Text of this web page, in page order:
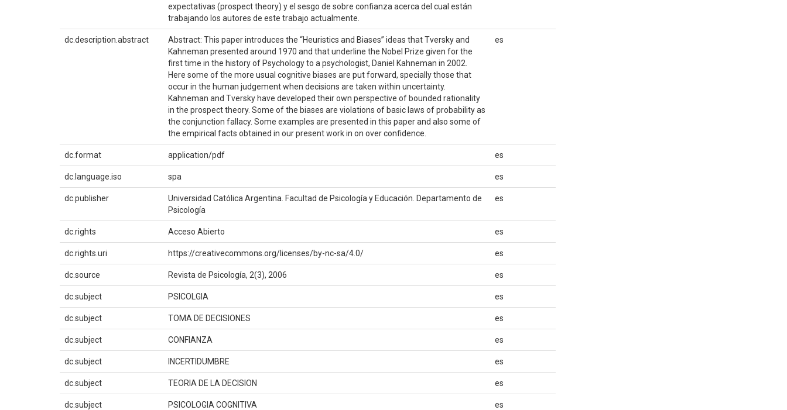
expectativas (prospect theory) y el sesgo de sobre confianza acerca del cual están
trabajando los autores de este trabajo actualmente.
dc.description.abstract
Abstract: This paper introduces the “Heuristics and Biases” ideas that Tversky and
Kahneman presented around 1970 and that underline the Nobel Prize given for the
first time in the history of Psychology to a psychologist, Daniel Kahneman in 2002.
Here some of the more usual cognitive biases are put forward, specially those that
occur in the human judgement when decisions are taken within uncertainty.
Kahneman and Tversky have developed their own perspective of bounded rationality
in the prospect theory. Some of the biases are violations of basic laws of probability as
the conjunction fallacy. Some examples are presented in this paper and also some of
the empirical facts obtained in our present work in on over confidence.
es
dc.format application/pdf es
dc.language.iso spa es
dc.publisher
Universidad Católica Argentina. Facultad de Psicología y Educación. Departamento de
Psicología
es
dc.rights Acceso Abierto es
dc.rights.uri https://creativecommons.org/licenses/by-nc-sa/4.0/ es
dc.source Revista de Psicología, 2(3), 2006 es
dc.subject PSICOLGIA es
dc.subject TOMA DE DECISIONES es
dc.subject CONFIANZA es
dc.subject INCERTIDUMBRE es
dc.subject TEORIA DE LA DECISION es
dc.subject PSICOLOGIA COGNITIVA es